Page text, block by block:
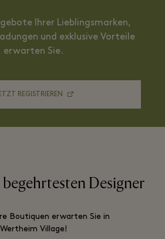
Ihrer Lieblingsmarken,
und exklusive Vorteile
erwarten Sie.
REGISTRIEREN
Designer
Boutiquen erwarten Sie in
Wertheim Village!